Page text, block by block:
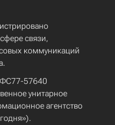
связи,
коммуникаций
ФС77-57640
унитарное
агентство